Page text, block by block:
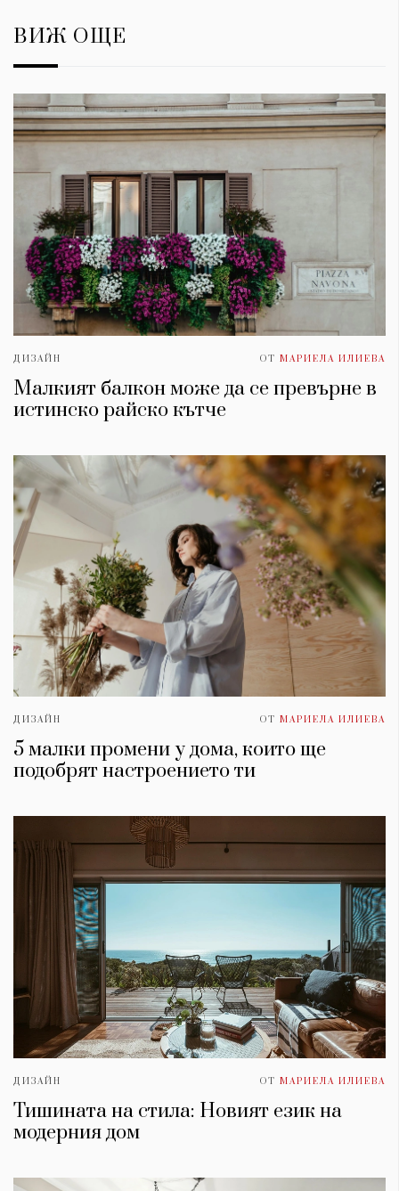
ВИЖ ОЩЕ
ДИЗАЙН ОТ МАРИЕЛА ИЛИЕВА
Малкият балкон може да се превърне в
истинско райско кътче
ДИЗАЙН ОТ МАРИЕЛА ИЛИЕВА
5 малки промени у дома, които ще
подобрят настроението ти
ДИЗАЙН ОТ МАРИЕЛА ИЛИЕВА
Тишината на стила: Новият език на
модерния дом